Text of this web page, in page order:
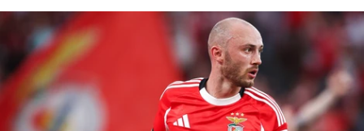
primeira das 10 etapas da 87.ª edição, com duas
contagens de terceira categoria nos derradeiros
50 quilómetros.
TÓPICOS